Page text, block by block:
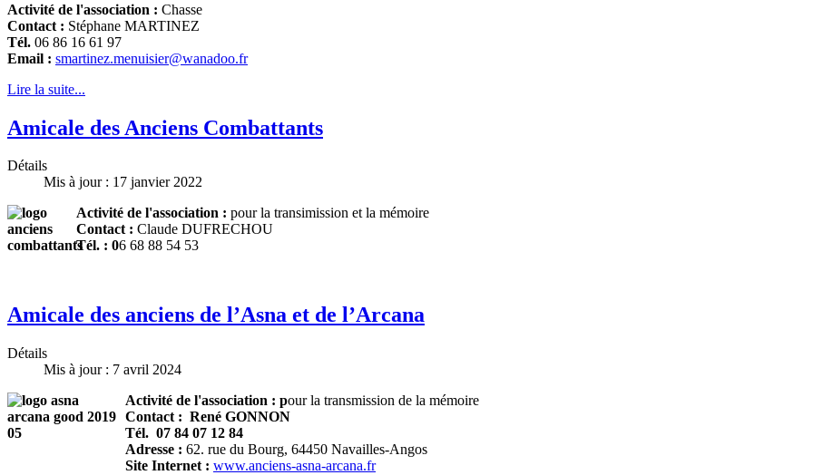
Activité de l'association : Chasse
Contact : Stéphane MARTINEZ
Tél. 06 86 16 61 97
Email : smartinez.menuisier@wanadoo.fr
Lire la suite...
Amicale des Anciens Combattants
Détails
Mis à jour : 17 janvier 2022
Activité de l'association : pour la transimission et la mémoire
Contact : Claude DUFRECHOU
Tél. : 06 68 88 54 53
Amicale des anciens de l’Asna et de l’Arcana
Détails
Mis à jour : 7 avril 2024
Activité de l'association : pour la transmission de la mémoire
Contact : René GONNON
Tél. 07 84 07 12 84
Adresse : 62. rue du Bourg, 64450 Navailles-Angos
Site Internet : www.anciens-asna-arcana.fr